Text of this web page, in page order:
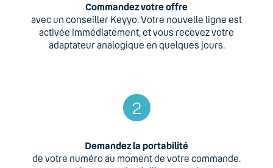
Commandez votre offre
avec un conseiller Keyyo. Votre nouvelle ligne est
activée immédiatement, et vous recevez votre
adaptateur analogique en quelques jours.
2
Demandez la portabilité
de votre numéro au moment de votre commande.